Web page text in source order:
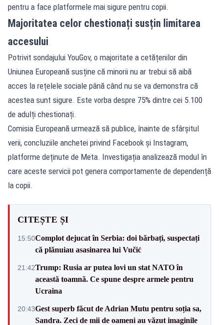
pentru a face platformele mai sigure pentru copii.
Majoritatea celor chestionați susțin limitarea
accesului
Potrivit sondajului YouGov, o majoritate a cetățenilor din
Uniunea Europeană susține că minorii nu ar trebui să aibă
acces la rețelele sociale până când nu se va demonstra că
acestea sunt sigure. Este vorba despre 75% dintre cei 5.100
de adulți chestionați.
Comisia Europeană urmează să publice, înainte de sfârșitul
verii, concluziile anchetei privind Facebook și Instagram,
platforme deținute de Meta. Investigația analizează modul în
care aceste servicii pot genera comportamente de dependență
la copii.
CITEȘTE ȘI
15:50Complot dejucat în Serbia: doi bărbați, suspectați
că plănuiau asasinarea lui Vučić
21:42Trump: Rusia ar putea lovi un stat NATO în
această toamnă. Ce spune despre armele pentru
Ucraina
20:43Gest superb făcut de Adrian Mutu pentru soția sa,
Sandra. Zeci de mii de oameni au văzut imaginile